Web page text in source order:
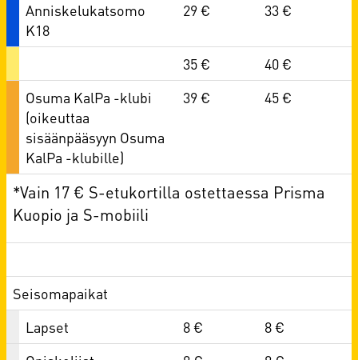
Anniskelukatsomo
K18
29 € 33 €
35 €
40 €
Osuma KalPa -klubi
(oikeuttaa
sisäänpääsyyn Osuma
KalPa -klubille)
39 € 45 €
*Vain 17 € S-etukortilla ostettaessa Prisma
Kuopio ja S-mobiili
Seisomapaikat
Lapset
8 €
8 €